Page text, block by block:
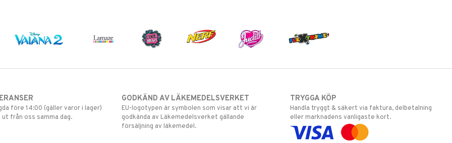
före 14:00 (gäller varor i lager)
från oss samma dag.
GODKÄND AV LÄKEMEDELSVERKET
EU-logotypen är symbolen som visar att vi är
godkända av Läkemedelsverket gällande
försäljning av läkemedel.
TRYGGA KÖP
Handla tryggt & säkert via faktura, delbetalning
eller marknadens vanligaste kort.